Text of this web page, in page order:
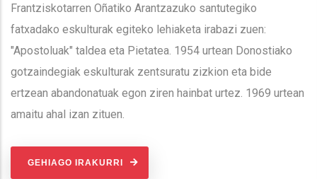
Frantziskotarren Oñatiko Arantzazuko santutegiko
fatxadako eskulturak egiteko lehiaketa irabazi zuen:
"Apostoluak" taldea eta Pietatea. 1954 urtean Donostiako
gotzaindegiak eskulturak zentsuratu zizkion eta bide
ertzean abandonatuak egon ziren hainbat urtez. 1969 urtean
amaitu ahal izan zituen.
GEHIAGO IRAKURRI